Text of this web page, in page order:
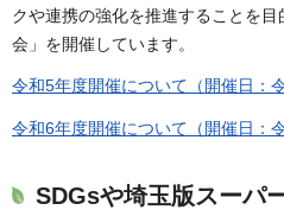
クや連携の強化を推進することを
会」を開催しています。
令和5年度開催について（開催日：
令和6年度開催について（開催日：
SDGsや埼玉版スーパ